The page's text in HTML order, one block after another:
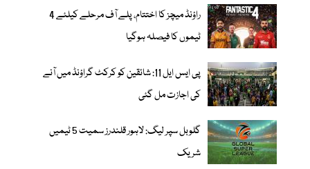
راؤنڈ میچز کا اختتام، پلے آف مرحلے کیلئے 4
ٹیموں کا فیصلہ ہوگیا
پی ایس ایل 11: شائقین کو کرکٹ گراؤنڈ میں آنے
کی اجازت مل گئی
گلوبل سپر لیگ: لاہور قلندرز سمیت 5 ٹیمیں
شریک